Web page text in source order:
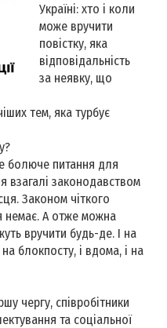
Україні: хто і коли
може вручити
повістку, яка
відповідальність
за неявку, що
тем, яка турбує
болюче питання для
взагалі законодавством
Законом чіткого
немає. А отже можна
вручити будь-де. І на
на блокпосту, і вдома, і на
чергу, співробітники
та соціальної